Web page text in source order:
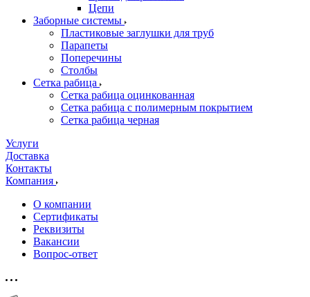
Цепи
Заборные системы
Пластиковые заглушки для труб
Парапеты
Поперечины
Столбы
Сетка рабица
Сетка рабица оцинкованная
Сетка рабица с полимерным покрытием
Сетка рабица черная
Услуги
Доставка
Контакты
Компания
О компании
Сертификаты
Реквизиты
Вакансии
Вопрос-ответ